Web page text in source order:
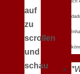
auf
zu
scrollen
und
schau
ich